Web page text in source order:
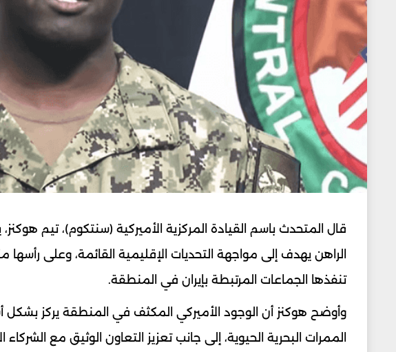
قال المتحدث باسم القيادة المركزية الأميركية (سنتكوم)، تيم هوكنز،
الراهن يهدف إلى مواجهة التحديات الإقليمية القائمة، وعلى
تنفذها الجماعات المرتبطة بإيران في المنطقة.
وأوضح هوكنز أن الوجود الأميركي المكثف في المنطقة يركز بشكل
الممرات البحرية الحيوية، إلى جانب تعزيز التعاون الوثيق مع